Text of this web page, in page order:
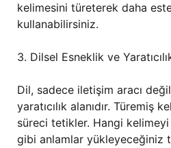
kelimesini türeterek daha
kullanabilirsiniz.
3. Dilsel Esneklik ve
Dil, sadece iletişim aracı
yaratıcılık alanıdır. Türemiş
süreci tetikler. Hangi
gibi anlamlar yükleyeceğiniz